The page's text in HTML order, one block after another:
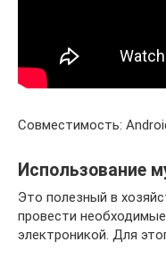
Совместимость:
Использование
Это полезный в
провести
электроникой. Для